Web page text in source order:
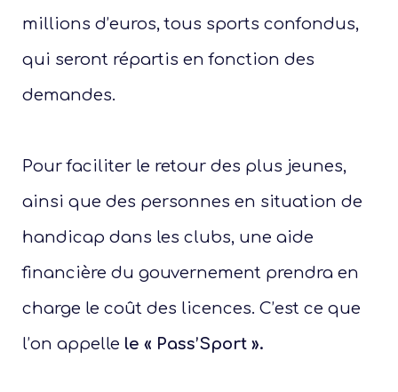
millions d’euros, tous sports confondus,
qui seront répartis en fonction des
demandes.
Pour faciliter le retour des plus jeunes,
ainsi que des personnes en situation de
handicap dans les clubs, une aide
financière du gouvernement prendra en
charge le coût des licences. C’est ce que
l’on appelle le « Pass’Sport ».